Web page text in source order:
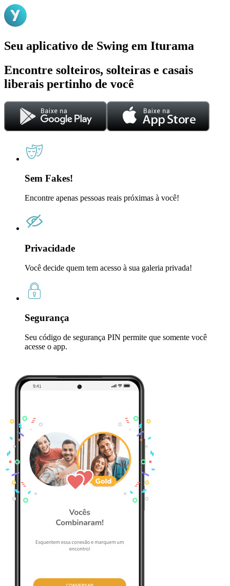
Seu aplicativo de Swing em Iturama
Encontre solteiros, solteiras e casais
liberais pertinho de você
Sem Fakes!
Encontre apenas pessoas reais próximas à você!
Privacidade
Você decide quem tem acesso à sua galeria privada!
Segurança
Seu código de segurança PIN permite que somente você
acesse o app.